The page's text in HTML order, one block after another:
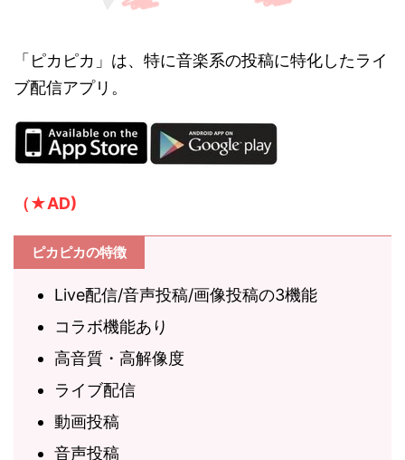
「ピカピカ」は、特に音楽系の投稿に特化したライ
ブ配信アプリ。
（★AD)
ピカピカの特徴
Live配信/音声投稿/画像投稿の3機能
コラボ機能あり
高音質・高解像度
ライブ配信
動画投稿
音声投稿